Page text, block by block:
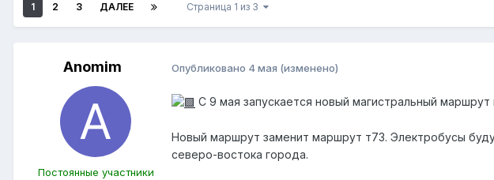
1 2 3 ДАЛЕЕ Страница 1 из 3
Anomim
Постоянные участники
Опубликовано 4 мая (изменено)
С 9 мая запускается новый магистральный
Новый маршрут заменит маршрут т73. Электробусы
северо-востока города.